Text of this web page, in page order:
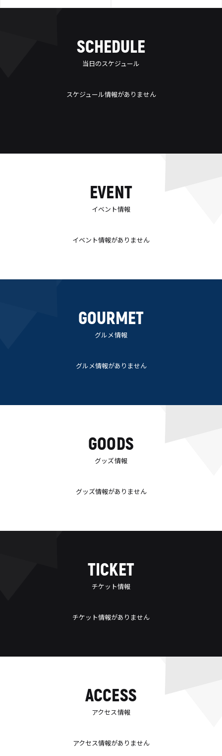
SCHEDULE
当日のスケジュール
スケジュール情報がありません
EVENT
イベント情報
イベント情報がありません
GOURMET
グルメ情報
グルメ情報がありません
GOODS
グッズ情報
グッズ情報がありません
TICKET
チケット情報
チケット情報がありません
ACCESS
アクセス情報
アクセス情報がありません